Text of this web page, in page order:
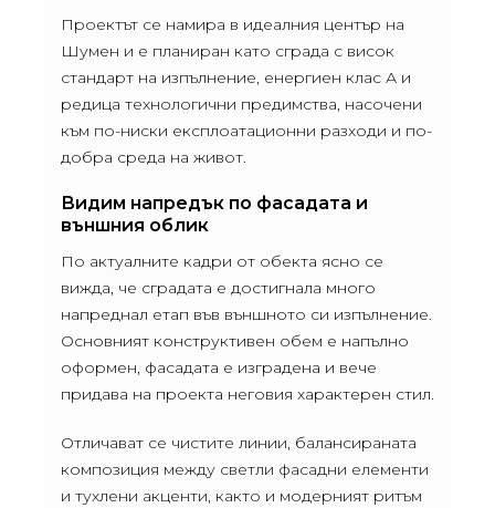
Проектът се намира в идеалния център на
Шумен и е планиран като сграда с висок
стандарт на изпълнение, енергиен клас А и
редица технологични предимства, насочени
към по-ниски експлоатационни разходи и по-
добра среда на живот.
Видим напредък по фасадата и
външния облик
По актуалните кадри от обекта ясно се
вижда, че сградата е достигнала много
напреднал етап във външното си изпълнение.
Основният конструктивен обем е напълно
оформен, фасадата е изградена и вече
придава на проекта неговия характерен стил.
Отличават се чистите линии, балансираната
композиция между светли фасадни елементи
и тухлени акценти, както и модерният ритъм